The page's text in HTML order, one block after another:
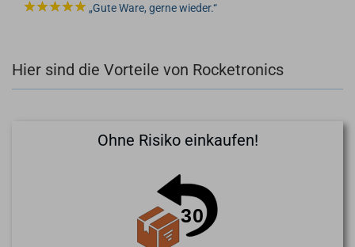
Gute Ware, gerne wieder.
Hier sind die Vorteile von Rocketronics
Ohne Risiko einkaufen!